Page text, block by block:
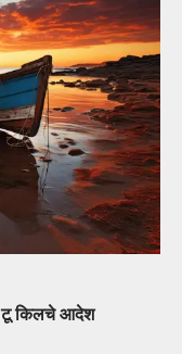
टू किलचे आदेश